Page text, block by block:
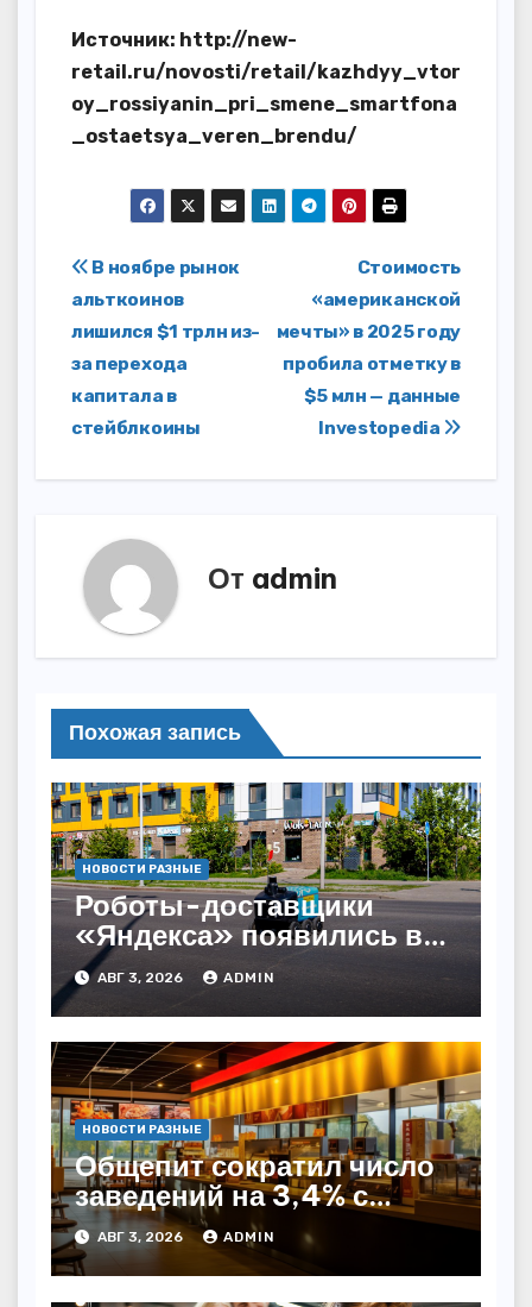
Источник: http://new-
retail.ru/novosti/retail/kazhdyy_vtor
oy_rossiyanin_pri_smene_smartfona
_ostaetsya_veren_brendu/
Навигация
по
записям
Стоимость
«американской
мечты» в 2025 году
пробила отметку в
$5 млн — данные
Investopedia
В ноябре рынок
альткоинов
лишился $1 трлн из-
за перехода
капитала в
стейблкоины
От admin
Похожая запись
НОВОСТИ РАЗНЫЕ
Роботы-доставщики
«Яндекса» появились в
Казахстане
АВГ 3, 2026 ADMIN
НОВОСТИ РАЗНЫЕ
Общепит сократил число
заведений на 3,4% с
начала года — INFOLine
АВГ 3, 2026 ADMIN